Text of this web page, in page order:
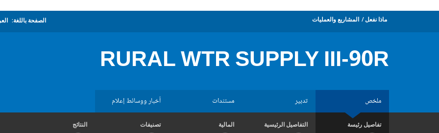
ماذا نفعل المشاريع والعمليات الصفحة باللغة:
RURAL WTR SUPPLY III-90R
ملخص تدبير مستندات أخبار ووسائط إعلام
تفاصيل رئيسة التفاصيل الرئيسية المالية تصنيفات النتائج